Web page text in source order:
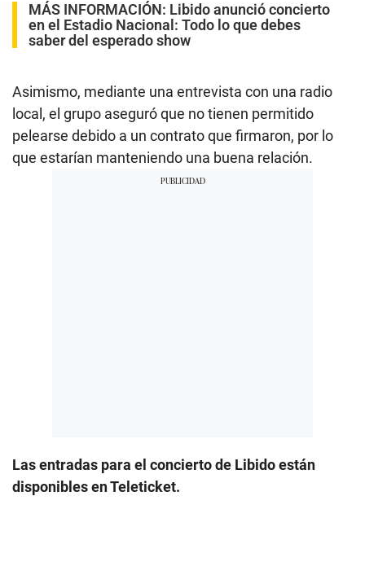
MÁS INFORMACIÓN: Libido anunció concierto
en el Estadio Nacional: Todo lo que debes
saber del esperado show
Asimismo, mediante una entrevista con una radio
local, el grupo aseguró que no tienen permitido
pelearse debido a un contrato que firmaron, por lo
que estarían manteniendo una buena relación.
Las entradas para el concierto de Libido están
disponibles en Teleticket.